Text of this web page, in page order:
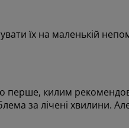
їх на маленькій
перше, килим
за лічені хвилини.